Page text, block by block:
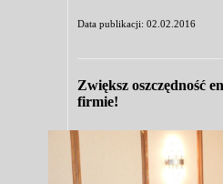
Data publikacji: 02.02.2016
Zwiększ oszczędność
firmie!